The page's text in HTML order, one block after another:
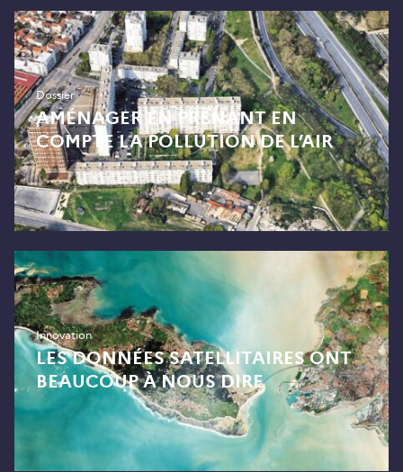
Dossier
AMÉNAGER EN PRENANT EN
COMPTE LA POLLUTION DE L’AIR
Innovation
LES DONNÉES SATELLITAIRES ONT
BEAUCOUP À NOUS DIRE